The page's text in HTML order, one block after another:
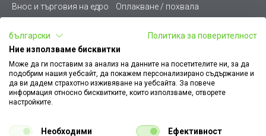
Внос и търговия на едро
Оплакване / похвала
Условия за ползване
Стани дистрибутор
Карта на сайта
Кариери
Как да намеря документ
към поръчка
Платформа за AРС
български
Политика за поверителност
Ние използваме бисквитки
Може да ги поставим за анализ на данните на посетителите ни, за да
подобрим нашия уебсайт, да покажем персонализирано съдържание и
да ви дадем страхотно изживяване на уебсайта. За повече
информация относно бисквитките, които използваме, отворете
настройките.
Необходими Ефективност